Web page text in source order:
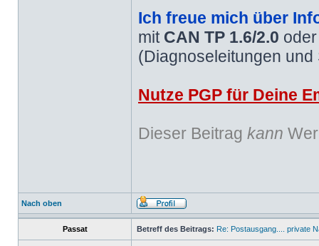
Ich freue mich über
mit CAN TP 1.6/2.0
(Diagnoseleitungen
Nutze PGP für Deine
Dieser Beitrag kann
Nach oben
Passat Betreff des Beitrags: Re: Postausgang.... private